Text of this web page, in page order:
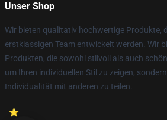
Unser Shop
Wir bieten qualitativ hochwertige Produkte,
erstklassigen Team entwickelt werden. Wir
Produkten, die sowohl stilvoll als auch
um Ihren individuellen Stil zu zeigen,
Individualität mit anderen zu teilen.